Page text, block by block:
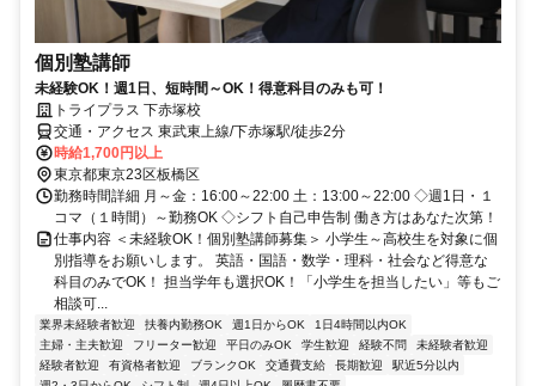
個別塾講師
未経験OK！週1日、短時間～OK！得意科目のみも可！
トライプラス 下赤塚校
交通・アクセス 東武東上線/下赤塚駅/徒歩2分
時給1,700円以上
東京都東京23区板橋区
勤務時間詳細 月～金：16:00～22:00 土：13:00～22:00 ◇週1日・１
コマ（１時間）～勤務OK ◇シフト自己申告制 働き方はあなた次第！
仕事内容 ＜未経験OK！個別塾講師募集＞ 小学生～高校生を対象に個
別指導をお願いします。 英語・国語・数学・理科・社会など得意な
科目のみでOK！ 担当学年も選択OK！「小学生を担当したい」等もご
相談可...
業界未経験者歓迎 扶養内勤務OK 週1日からOK
1日4時間以内OK
主婦・主夫歓迎
フリーター歓迎 平日のみOK 学生歓迎 経験不問
未経験者歓迎
経験者歓迎
有資格者歓迎 ブランクOK 交通費支給 長期歓迎
駅近5分以内